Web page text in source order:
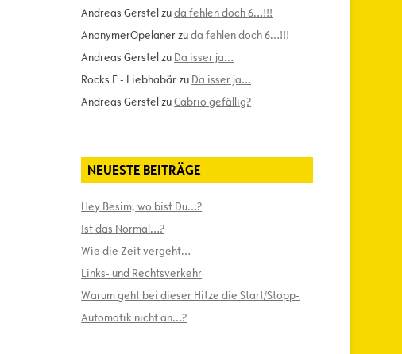
Andreas Gerstelzuda fehlen doch 6…!!!
AnonymerOpelanerzuda fehlen doch 6…!!!
Andreas Gerstelzu Da isser ja…
Rocks E - Liebhabärzu Da isser ja…
Andreas GerstelzuCabrio gefällig?
NEUESTE BEITRÄGE
Hey Besim, wo bist Du…?
Ist das Normal…?
Wie die Zeit vergeht…
Links- und Rechtsverkehr
Warum geht bei dieser Hitze die Start/Stopp-
Automatik nicht an…?